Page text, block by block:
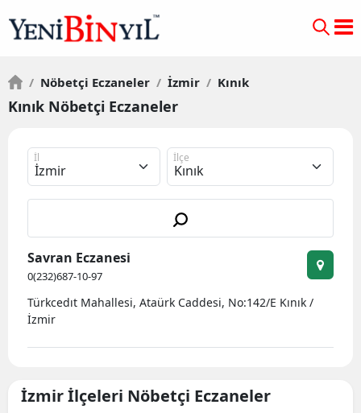
/ Nöbetçi Eczaneler / İzmir / Kınık
Kınık Nöbetçi Eczaneler
İl İlçe
Savran Eczanesi
0(232)687-10-97
Türkcedıt Mahallesi, Ataürk Caddesi, No:142/E Kınık /
İzmir
İzmir İlçeleri Nöbetçi Eczaneler